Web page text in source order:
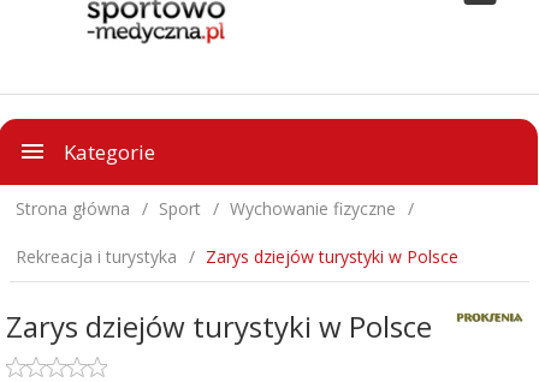
Kategorie
Strona główna Sport Wychowanie fizyczne
Rekreacja i turystyka Zarys dziejów turystyki w Polsce
Zarys dziejów turystyki w Polsce